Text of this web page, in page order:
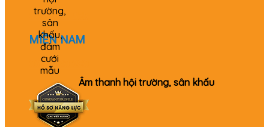
0982 655 355
MIỀN NAM
0979 520 980
Âm thanh hội trường, sân khấu